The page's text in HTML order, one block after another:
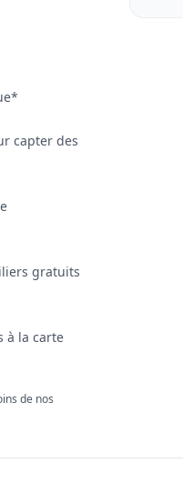
capter des
gratuits
à la carte
de nos